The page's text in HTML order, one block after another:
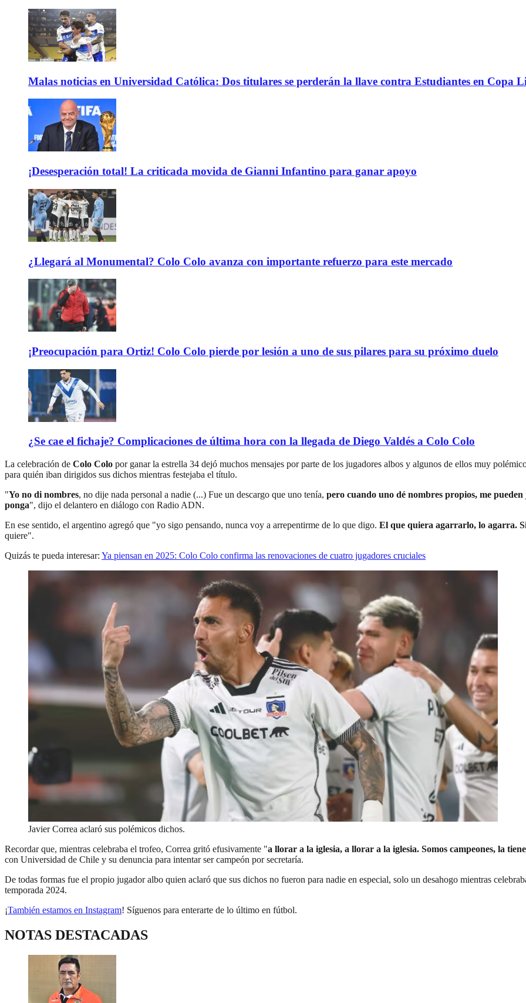
Malas noticias en Universidad Católica: Dos titulares se perderán la llave contra Estudiantes en Copa
¡Desesperación total! La criticada movida de Gianni Infantino para ganar apoyo
¿Llegará al Monumental? Colo Colo avanza con importante refuerzo para este mercado
¡Preocupación para Ortiz! Colo Colo pierde por lesión a uno de sus pilares para su próximo duelo
¿Se cae el fichaje? Complicaciones de última hora con la llegada de Diego Valdés a Colo Colo
La celebración de Colo Colo por ganar la estrella 34 dejó muchos mensajes por parte de los jugadores albos y algunos de ellos muy
para quién iban dirigidos sus dichos mientras festejaba el título.
"Yo no di nombres, no dije nada personal a nadie (...) Fue un descargo que uno tenía, pero cuando uno dé nombres propios, me
ponga", dijo el delantero en diálogo con Radio ADN.
En ese sentido, el argentino agregó que "yo sigo pensando, nunca voy a arrepentirme de lo que digo. El que quiera agarrarlo, lo agarra.
quiere".
Quizás te pueda interesar: Ya piensan en 2025: Colo Colo confirma las renovaciones de cuatro jugadores cruciales
Javier Correa aclaró sus polémicos dichos.
Recordar que, mientras celebraba el trofeo, Correa gritó efusivamente "a llorar a la iglesia, a llorar a la iglesia. Somos campeones, la
con Universidad de Chile y su denuncia para intentar ser campeón por secretaría.
De todas formas fue el propio jugador albo quien aclaró que sus dichos no fueron para nadie en especial, solo un desahogo mientras
temporada 2024.
¡También estamos en Instagram! Síguenos para enterarte de lo último en fútbol.
NOTAS DESTACADAS